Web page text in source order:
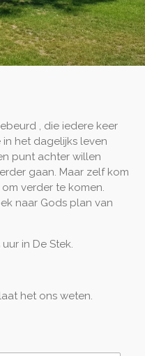
, die iedere keer
het dagelijks leven
punt achter willen
gaan. Maar zelf kom
verder te komen.
naar Gods plan van
in De Stek.
het ons weten.